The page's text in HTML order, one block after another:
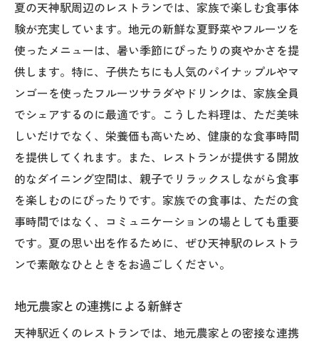
天神駅での夏の食体験：パイナップルとマンゴ
ーの物語
フルーツが語る歴史と未来
未来に向けた食のストーリー
自然の恵みを感じるひととき
訪れるたびに深まるフルーツの魅力
シーズンごとに変化する物語
夏の天神駅周辺のレストランでは、家族で楽しむ食事体
験が充実しています。地元の新鮮な夏野菜やフルーツを
使ったメニューは、暑い季節にぴったりの爽やかさを提
供します。特に、子供たちにも人気のパイナップルやマ
ンゴーを使ったフルーツサラダやドリンクは、家族全員
でシェアするのに最適です。こうした料理は、ただ美味
しいだけでなく、栄養価も高いため、健康的な食事時間
を提供してくれます。また、レストランが提供する開放
的なダイニング空間は、親子でリラックスしながら食事
を楽しむのにぴったりです。家族での食事は、ただの食
事時間ではなく、コミュニケーションの場としても重要
です。夏の思い出を作るために、ぜひ天神駅のレストラ
ンで素敵なひとときをお過ごしください。
地元農家との連携による新鮮さ
天神駅近くのレストランでは、地元農家との密接な連携